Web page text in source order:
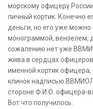
морскому офицеру
личный кортик. Конечно
деньги, но его уже можно
монограммой, вензелем,
сожалению нет уже
жива в сердцах
именной кортик
клинок надписью
стороне Ф.И.О. офицера-
Вот что получилось: